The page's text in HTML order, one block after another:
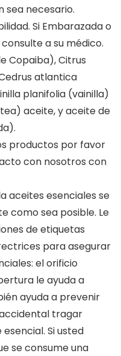
sea necesario.
Si Embarazada o
a su médico.
Copaiba), Citrus
atlantica
planifolia (vainilla)
aceite, y aceite de
productos por favor
con nosotros con
aceites esenciales se
como sea posible. Le
de etiquetas
para asegurar
el orificio
le ayuda a
ayuda a prevenir
tragar
Si usted
se consume una